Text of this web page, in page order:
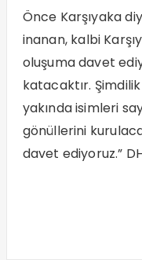
Önce Karşıyaka
inanan, kalbi
oluşuma davet
katacaktır.
yakında isimleri
gönüllerini
davet ediyoruz.”